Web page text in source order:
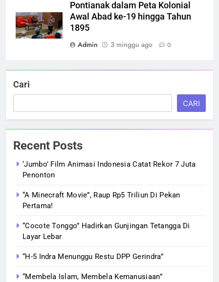
Pontianak dalam Peta Kolonial
Awal Abad ke-19 hingga Tahun
1895
Admin
3 minggu ago 0
Cari
CARI
Recent Posts
‘Jumbo’ Film Animasi Indonesia Catat Rekor 7 Juta
Penonton
“A Minecraft Movie”, Raup Rp5 Triliun Di Pekan
Pertama!
“Cocote Tonggo” Hadirkan Gunjingan Tetangga Di
Layar Lebar
“H-5 Indra Menunggu Restu DPP Gerindra”
“Membela Islam, Membela Kemanusiaan”